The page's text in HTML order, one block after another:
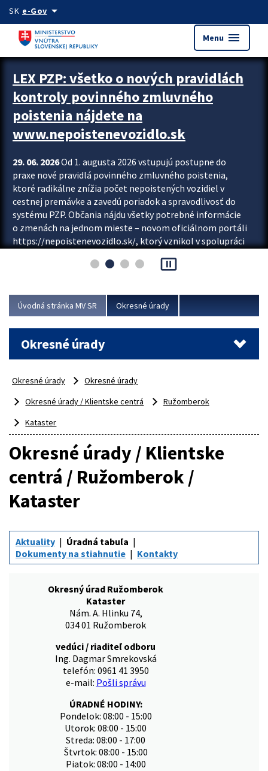
Preskocit na hlavný obsah
SK e-Govarrow_drop_down
Menu menu
Zastavit automatický posun upútavok
LEX PZP: všetko o nových pravidlách
kontroly povinného zmluvného
poistenia nájdete na
www.nepoistenevozidlo.sk
29. 06. 2026Od 1. augusta 2026 vstupujú postupne do
praxe nové pravidlá povinného zmluvného poistenia,
ktoré radikálne znížia počet nepoistených vozidiel v
cestnej premávke a zavedú poriadok a spravodlivosť do
systému PZP. Občania nájdu všetky potrebné informácie
o zmenách na jednom mieste – novom oficiálnom portáli
https://nepoistenevozidlo.sk/, ktorý vznikol v spolupráci
asociácie poisťovní (SLASPO) a Ministerstva vnútra SR.
Viac
pause_presentation
Úvodná stránka MV SR Okresné úrady
Okresné úrady
Okresné úrady
Okresné úrady
Okresné úrady / Klientske centrá
Ružomberok
Kataster
Okresné úrady / Klientske
centrá / Ružomberok /
Kataster
Aktuality
Úradná tabuľa
Dokumenty na stiahnutie
Kontakty
Okresný úrad Ružomberok
Kataster
Nám. A. Hlinku 74,
034 01 Ružomberok
vedúci / riaditeľ odboru
Ing. Dagmar Smrekovská
telefón: 0961 41 3950
e-mail: Pošli správu
ÚRADNÉ HODINY:
Pondelok: 08:00 - 15:00
Utorok: 08:00 - 15:00
Streda: 08:00 - 17:00
Štvrtok: 08:00 - 15:00
Piatok: 08:00 - 14:00